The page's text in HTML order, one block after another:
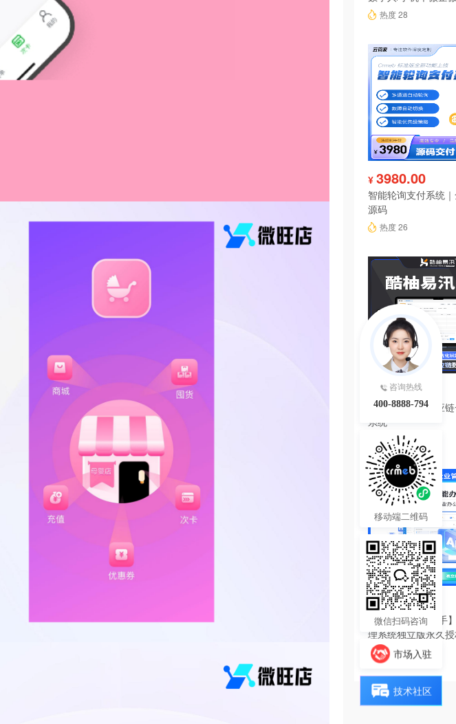
陪练/电销/客服/法
热度 28
¥ 3980.00
智能轮询支付系统
源码
热度 26
4680.00
酷柚易汛ERP供应
系统
热度 25
¥ 6980.00
【陀螺匠·企业助手
理系统独立版永久
热度 23
咨询热线
400-8888-794
移动端二维码
微信扫码咨询
市场入驻
技术社区